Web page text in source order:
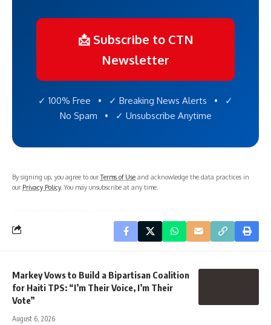
📩 Subscribe to CTN
Newsletter
✓ 100% Free • ✓ Breaking News Alerts • ✓
No Spam • ✓ Unsubscribe Anytime
By signing up, you agree to ourTerms of Use and acknowledge the data practices in
our Privacy Policy. You may unsubscribe at any time.
Markey Vows to Build a Bipartisan Coalition
for Haiti TPS: “I’m Their Voice, I’m Their
Vote”
August 6, 2026